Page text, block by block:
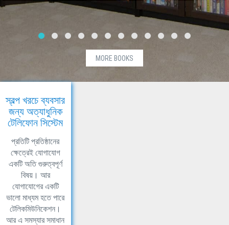
MORE BOOKS
স্বল্প খরচে ব্যবসার
জন্য অত্যাধুনিক
টেলিফোন সিস্টেম
প্রতিটি প্রতিষ্ঠানের
ক্ষেত্রেই যোগাযোগ
একটি অতি গুরুত্বপূর্ণ
বিষয়। আর
যোগাযোগের একটি
ভালো মাধ্যম হতে পারে
টেলিকমিউনিকেশন।
আর এ সমস্যার সমাধান